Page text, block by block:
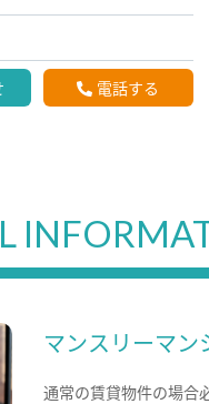
電話する
マンスリーマン
通常の賃貸物件の場合